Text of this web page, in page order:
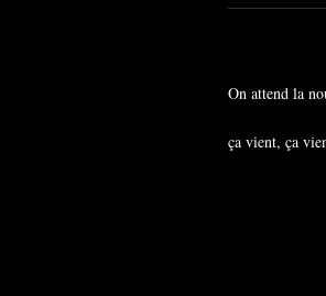
On attend la
ça vient, ça